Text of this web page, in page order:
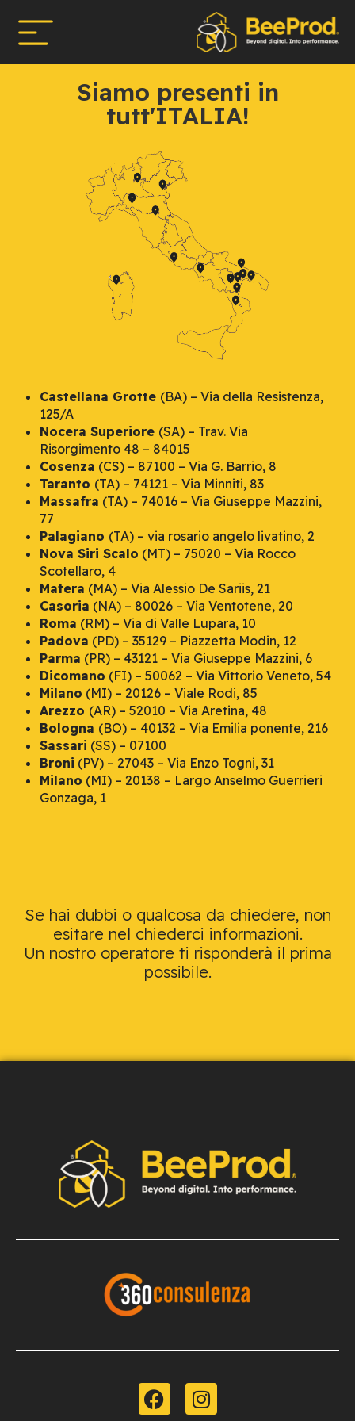
Siamo presenti in
tutt'ITALIA!
Castellana Grotte (BA) – Via della Resistenza,
125/A
Nocera Superiore (SA) – Trav. Via
Risorgimento 48 – 84015
Cosenza (CS) – 87100 – Via G. Barrio, 8
Taranto (TA) – 74121 – Via Minniti, 83
Massafra (TA) – 74016 – Via Giuseppe Mazzini,
77
Palagiano (TA) – via rosario angelo livatino, 2
Nova Siri Scalo (MT) – 75020 – Via Rocco
Scotellaro, 4
Matera (MA) – Via Alessio De Sariis, 21
Casoria (NA) – 80026 – Via Ventotene, 20
Roma (RM) – Via di Valle Lupara, 10
Padova (PD) – 35129 – Piazzetta Modin, 12
Parma (PR) – 43121 – Via Giuseppe Mazzini, 6
Dicomano (FI) – 50062 – Via Vittorio Veneto, 54
Milano (MI) – 20126 – Viale Rodi, 85
Arezzo (AR) – 52010 – Via Aretina, 48
Bologna (BO) – 40132 – Via Emilia ponente, 216
Sassari (SS) – 07100
Broni (PV) – 27043 – Via Enzo Togni, 31
Milano (MI) – 20138 – Largo Anselmo Guerrieri
Gonzaga, 1
Se hai dubbi o qualcosa da chiedere, non
esitare nel chiederci informazioni.
Un nostro operatore ti risponderà il prima
possibile.